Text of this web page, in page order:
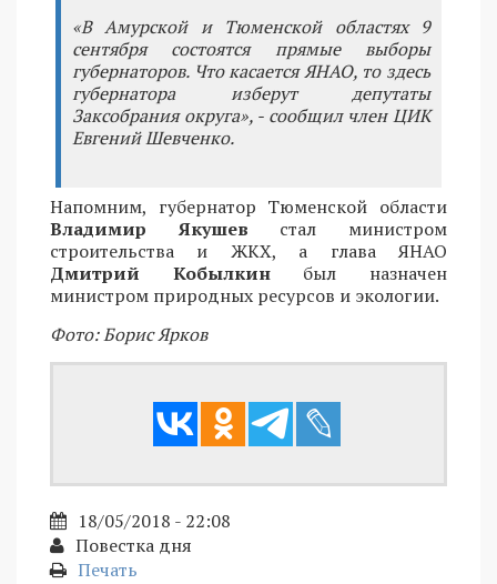
«В Амурской и Тюменской областях 9
сентября состоятся прямые выборы
губернаторов. Что касается ЯНАО, то здесь
губернатора изберут депутаты
Заксобрания округа», - сообщил член ЦИК
Евгений Шевченко.
Напомним, губернатор Тюменской области
Владимир Якушев стал министром
строительства и ЖКХ, а глава ЯНАО
Дмитрий Кобылкинбыл назначен
министром природных ресурсов и экологии.
Фото: Борис Ярков
18/05/2018 - 22:08
Повестка дня
Печать